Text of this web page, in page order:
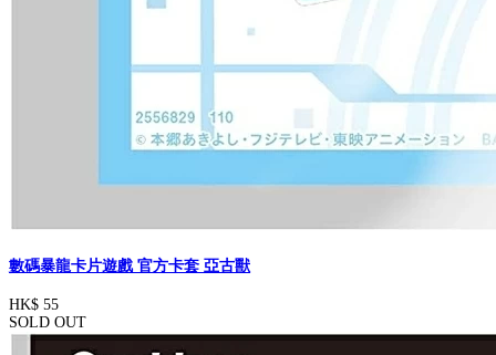
數碼暴龍卡片遊戲 官方卡套 亞古獸
HK$ 55
SOLD OUT